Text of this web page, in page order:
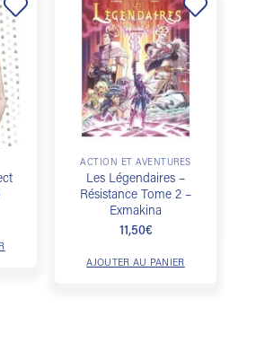
Ajouter
à la
liste de
souhaits
Ajouter
à la
liste de
souhaits
ACTION ET AVENTURES
Les Légendaires –
Résistance Tome 2 –
Exmakina
11,50€
AJOUTER AU PANIER